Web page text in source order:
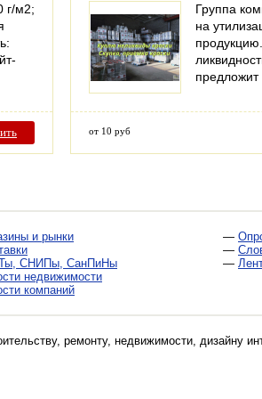
г/м2;
Группа
на
от 10 руб
и рынки
СНИПы, СанПиНы
недвижимости
компаний
—
—
—
ремонту, недвижимости, дизайну